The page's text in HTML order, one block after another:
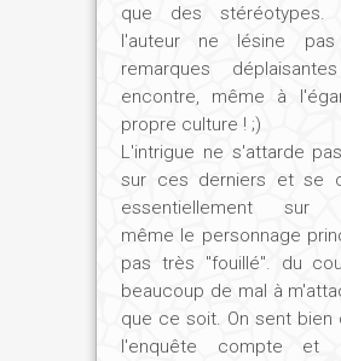
que des stéréotypes.
l'auteur ne lésine
remarques
encontre, même à
propre culture ! ;)
L'intrigue ne s'attarde
sur ces derniers et se
essentiellement sur
même le personnage
pas très "fouillé". du
beaucoup de mal à
que ce soit. On sent bien
l'enquête compte et